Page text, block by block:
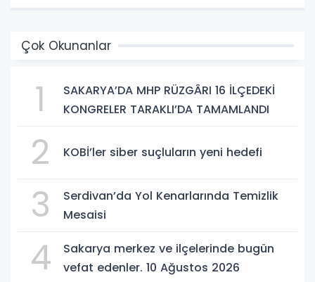
Çok Okunanlar
1
SAKARYA’DA MHP RÜZGÂRI 16 İLÇEDEKİ
KONGRELER TARAKLI’DA TAMAMLANDI
2 KOBİ’ler siber suçluların yeni hedefi
3
Serdivan’da Yol Kenarlarında Temizlik
Mesaisi
4
Sakarya merkez ve ilçelerinde bugün
vefat edenler. 10 Ağustos 2026